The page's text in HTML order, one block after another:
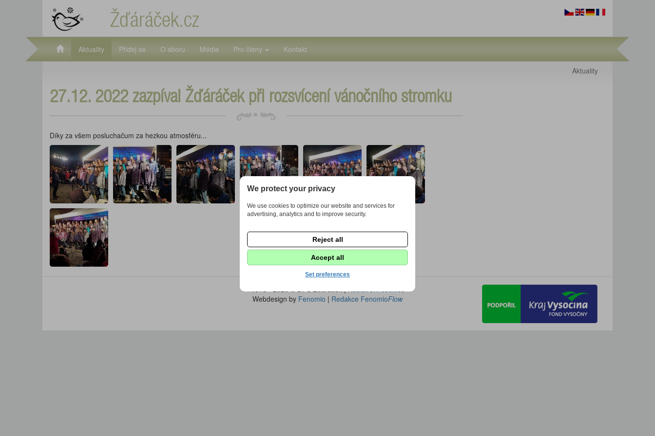
Žďáráček.cz
Aktuality Přidej se O sboru Média Pro členy Kontakt
Aktuality
27.12. 2022 zazpíval Žďáráček při rozsvícení vánočního stromku
Díky za všem posluchačum za hezkou atmosféru...
1973 - 2026 © DPS Žďáráček |Nastavení cookies
Webdesign by Fenomio | Redakce FenomioFlow
We protect your privacy
We use cookies to optimize our website and services for
advertising, analytics and to improve security.
Reject all
Accept all
Set preferences